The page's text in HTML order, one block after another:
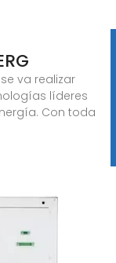
se va realizar
líderes
Con toda